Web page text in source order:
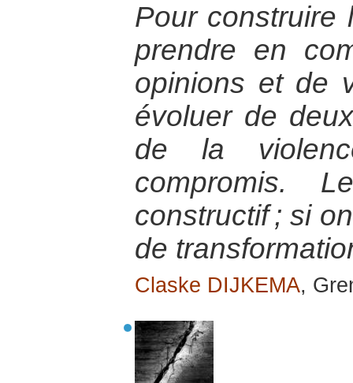
Pour construire
prendre en
opinions et de
évoluer de
de la
compromis.
constructif ; si
de
Claske DIJKEMA,